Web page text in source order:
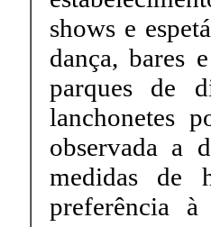
shows e
dança, bares
parques de
lanchonetes
observada a
medidas de
preferência